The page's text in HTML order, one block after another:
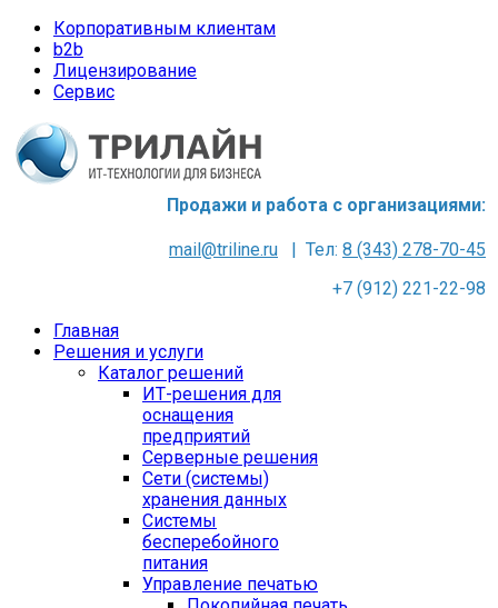
Корпоративным клиентам
b2b
Лицензирование
Сервис
Продажи и работа с организациями:
mail@triline.ru | Тел: 8 (343) 278-70-45
+7 (912) 221-22-98
Главная
Решения и услуги
Каталог решений
ИТ-решения для
оснащения
предприятий
Серверные решения
Сети (системы)
хранения данных
Системы
бесперебойного
питания
Управление печатью